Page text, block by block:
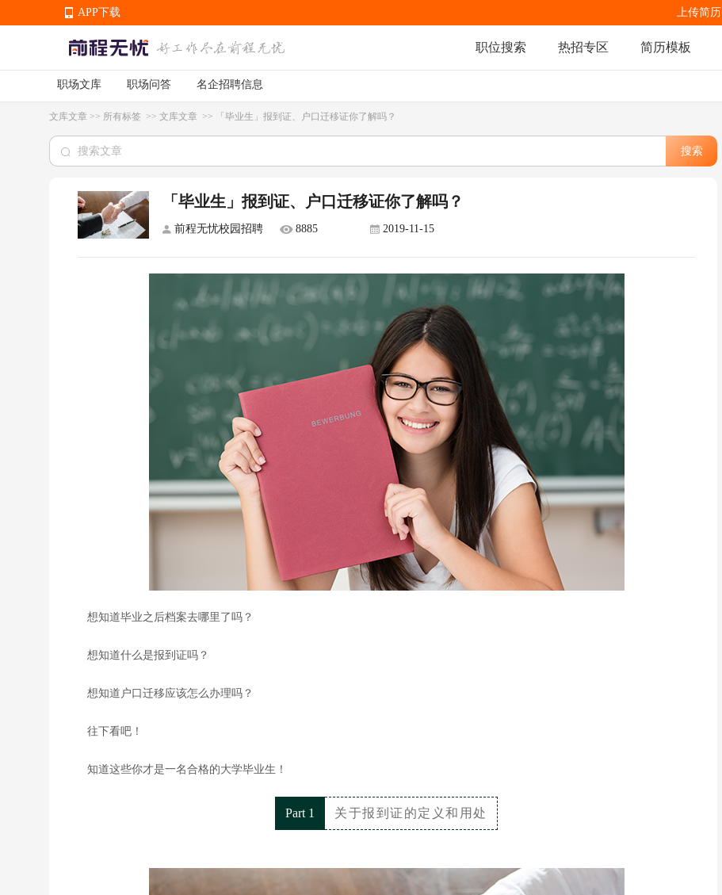
APP下载
APP下载
上传简历
职位搜索 热招专区 简历模板
职场文库 职场问答 名企招聘信息
文库文章 >> 所有标签 >> 文库文章 >> 「毕业生」报到证、户口迁移证你了解吗？
搜索
「毕业生」报到证、户口迁移证你了解吗？
前程无忧校园招聘 8885 2019-11-15
想知道毕业之后档案去哪里了吗？
想知道什么是报到证吗？
想知道户口迁移应该怎么办理吗？
往下看吧！
知道这些你才是一名合格的大学毕业生！
Part 1 关于报到证的定义和用处